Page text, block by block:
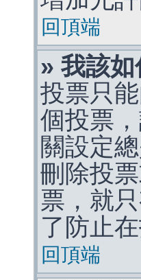
回頂端
» 我該
投票只
個投票
關設定
刪除投
票，就
了防止
回頂端